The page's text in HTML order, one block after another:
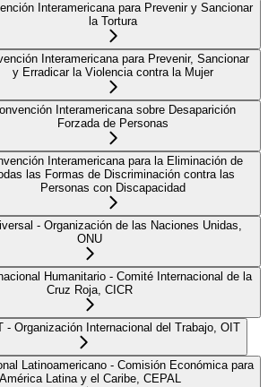
Interamericana para Prevenir y Sancionar
la Tortura
Interamericana para Prevenir, Sancionar
y Erradicar la Violencia contra la Mujer
Interamericana sobre Desaparición
Forzada de Personas
Interamericana para la Eliminación de
las Formas de Discriminación contra las
Personas con Discapacidad
- Organización de las Naciones Unidas,
ONU
Humanitario - Comité Internacional de la
Cruz Roja, CICR
- Organización Internacional del Trabajo, OIT
Latinoamericano - Comisión Económica para
América Latina y el Caribe, CEPAL